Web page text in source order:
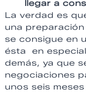
llegar a
La verdad es
una
se consigue en
ésta en
demás, ya que
negociaciones
unos seis